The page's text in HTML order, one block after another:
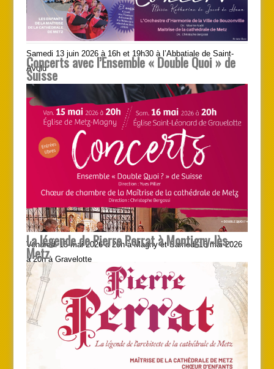
Samedi 13 juin 2026 à 16h et 19h30 à l’Abbatiale de Saint-
Avold
Concerts avec l’Ensemble « Double Quoi » de
Suisse
Vendredi 15 mai 2026 à 20h à Magny et Samedi 16 mai 2026
à 20h à Gravelotte
La légende de Pierre Perrat à Montigny-lès-
Metz